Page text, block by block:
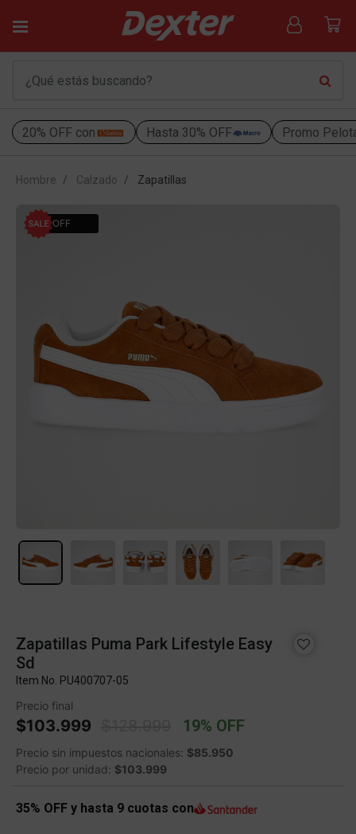
20% OFF con Hasta 30% OFF Promo
Hombre Calzado Zapatillas
19% OFF
Zapatillas Puma Park Lifestyle Easy
Sd
Item No. PU400707-05
Precio final
$103.999 Price reduced from
19% OFF
Precio sin impuestos nacionales: $85.950
Precio por unidad: $103.999
35% OFF y hasta 9 cuotas con